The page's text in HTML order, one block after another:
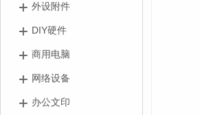
外设附件
DIY硬件
商用电脑
网络设备
办公文印